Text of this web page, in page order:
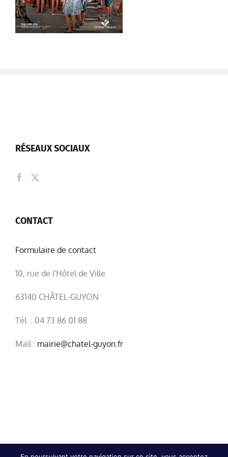
RÉSEAUX SOCIAUX
CONTACT
Formulaire de contact
10, rue de l'Hôtel de Ville
63140 CHÂTEL-GUYON
Tél. : 04 73 86 01 88
Mail : mairie@chatel-guyon.fr